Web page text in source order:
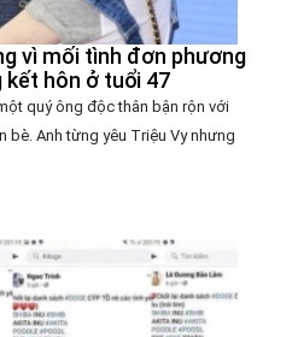
vì mối tình đơn phương
kết hôn ở tuổi 47
quý ông độc thân bận rộn với
bè. Anh từng yêu Triệu Vy nhưng